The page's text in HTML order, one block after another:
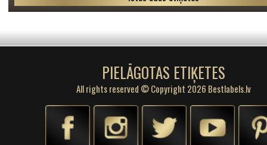
PIELĀGOTAS ETIĶETES
All rights reserved © Copyright 2026 Bestlabels.lv